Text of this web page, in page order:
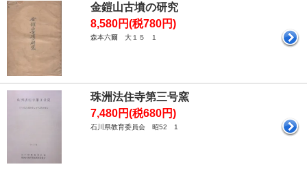
金鎧山古墳の研究
8,580円(税780円)
森本六爾 大１５ 1
珠洲法住寺第三号窯
7,480円(税680円)
石川県教育委員会 昭52 1